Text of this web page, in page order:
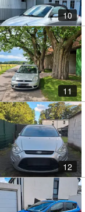
10
11
12